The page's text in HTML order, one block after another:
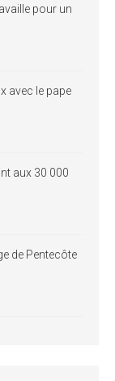
pour un
avec le pape
aux 30 000
de Pentecôte